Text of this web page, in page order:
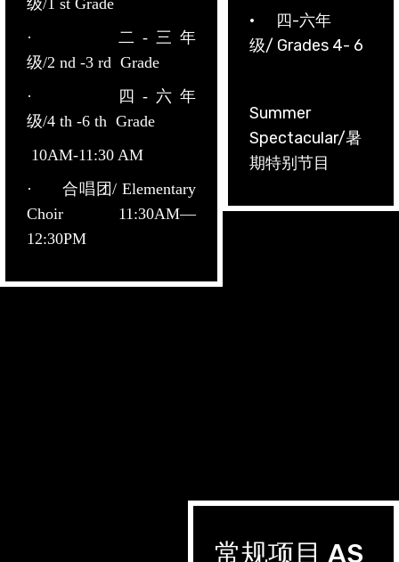
· 四-六年
级/ Grades 4- 6
Summer
Spectacular/暑
期特别节目
级/1 st Grade
· 二-三年
级/2 nd -3 rd Grade
· 四-六年
级/4 th -6 th Grade
10AM-11:30 AM
· 合唱团/ Elementary
Choir 11:30AM—
12:30PM
常规项目 AS